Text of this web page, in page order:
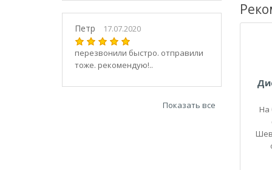
2107
21070
21073
Петр 17.07.2020
перезвонили быстро. отправили
тоже. рекомендую!..
Показать все
На